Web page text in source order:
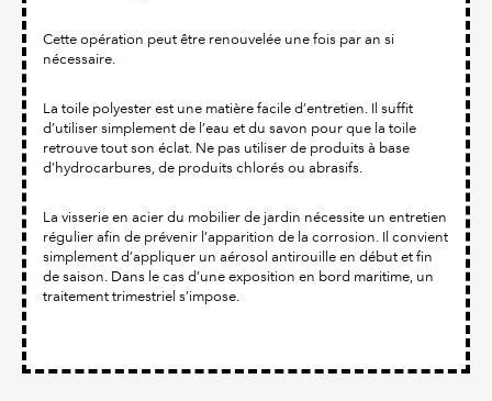
Cette opération peut être renouvelée une fois par an si
nécessaire.
La toile polyester est une matière facile d’entretien. Il suffit
d’utiliser simplement de l’eau et du savon pour que la toile
retrouve tout son éclat. Ne pas utiliser de produits à base
d’hydrocarbures, de produits chlorés ou abrasifs.
La visserie en acier du mobilier de jardin nécessite un entretien
régulier afin de prévenir l’apparition de la corrosion. Il convient
simplement d’appliquer un aérosol antirouille en début et fin
de saison. Dans le cas d’une exposition en bord maritime, un
traitement trimestriel s’impose.